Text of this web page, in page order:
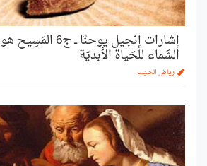
إشارات إنجيل يوحنّا
السَّماء للحَياة الأبديّة
رياض الحبيّب